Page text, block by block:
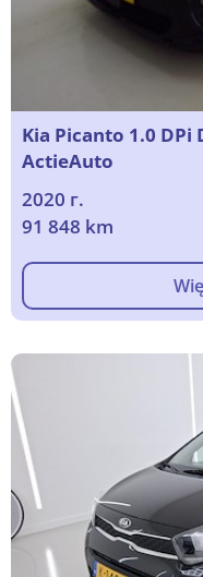
Kia Picanto 1.0 DPi
ActieAuto
2020 г.
91 848 km